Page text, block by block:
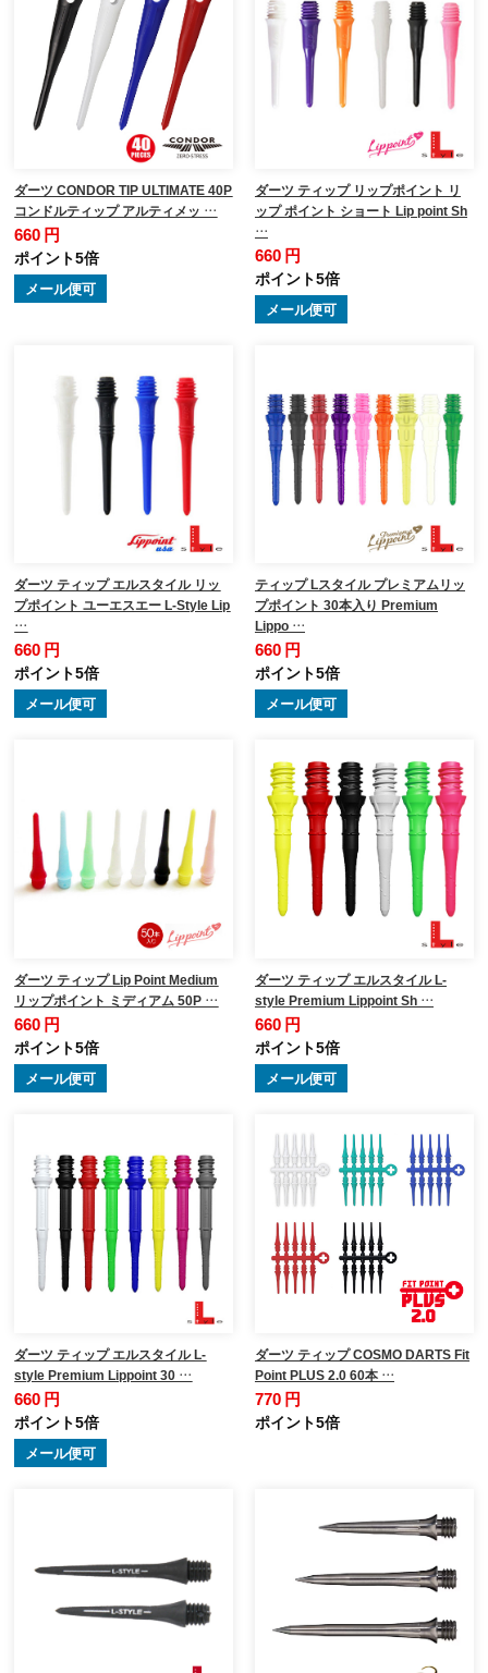
ダーツ CONDOR TIP ULTIMATE 40P
コンドルティップ アルティメッ …
660 円
ポイント5倍
メール便可
ダーツ ティップ リップポイント リ
ップ ポイント ショート Lip point Sh
…
660 円
ポイント5倍
メール便可
ダーツ ティップ エルスタイル リッ
プポイント ユーエスエー L-Style Lip
…
660 円
ポイント5倍
メール便可
ティップ Lスタイル プレミアムリッ
プポイント 30本入り Premium
Lippo …
660 円
ポイント5倍
メール便可
ダーツ ティップ Lip Point Medium
リップポイント ミディアム 50P …
660 円
ポイント5倍
メール便可
ダーツ ティップ エルスタイル L-
style Premium Lippoint Sh …
660 円
ポイント5倍
メール便可
ダーツ ティップ エルスタイル L-
style Premium Lippoint 30 …
660 円
ポイント5倍
メール便可
ダーツ ティップ COSMO DARTS Fit
Point PLUS 2.0 60本 …
770 円
ポイント5倍